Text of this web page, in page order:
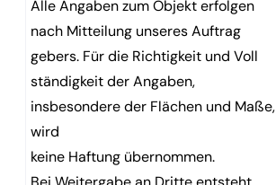
Alle Angaben zum Objekt erfolgen
nach Mitteilung unseres Auftrag
gebers. Für die Richtigkeit und Voll
ständigkeit der Angaben,
insbesondere der Flächen und Maße,
wird
keine Haftung übernommen.